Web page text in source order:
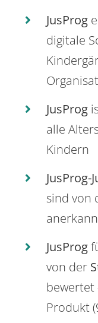
JusProg
digitale
JusProg
alle
Kindern
sind von
JusProg
von der
bewertet
Produkt